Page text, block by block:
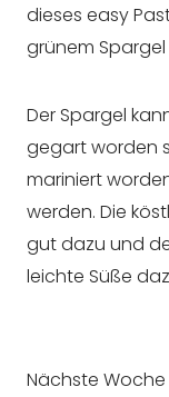
dieses easy
grünem
Der Spargel
gegart worden
mariniert
werden. Die
gut dazu und
leichte Süße
Nächste Woche